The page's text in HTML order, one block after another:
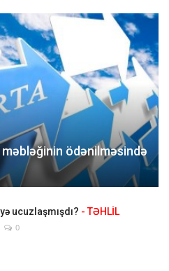
ödənilməsində
ucuzlaşmışdı? - TƏHLİL
0